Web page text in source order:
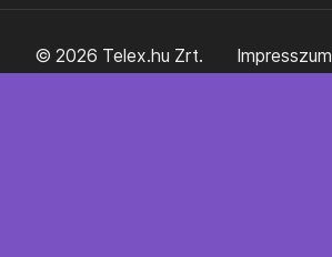
© 2026 Telex.hu Zrt. Impresszum